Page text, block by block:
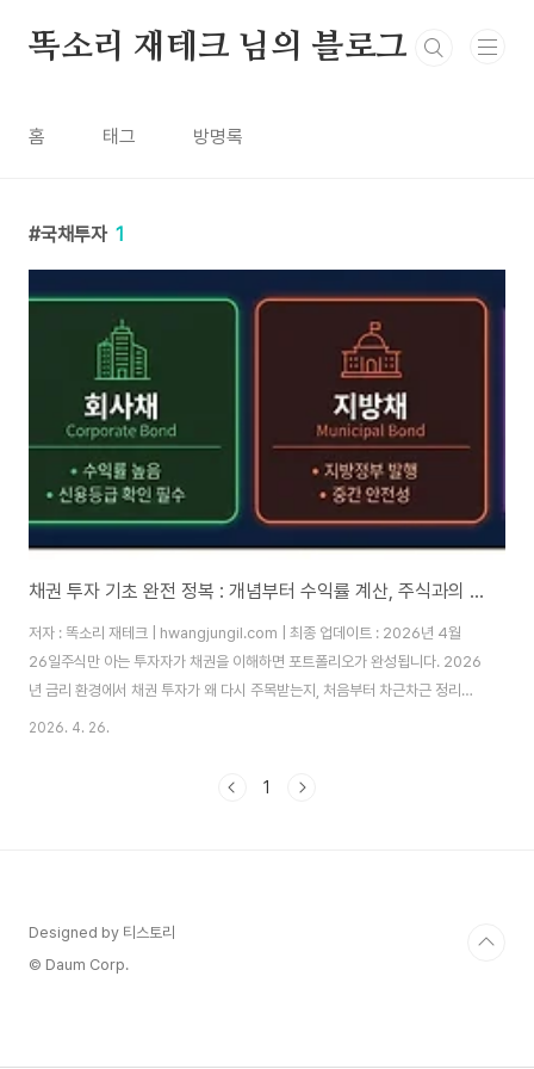
똑소리 재테크 님의 블로그
홈 태그 방명록
국채투자 1
채권 투자 기초 완전 정복 : 개념부터 수익률 계산, 주식과의 차이까지
저자 : 똑소리 재테크 | hwangjungil.com | 최종 업데이트 : 2026년 4월
26일주식만 아는 투자자가 채권을 이해하면 포트폴리오가 완성됩니다. 2026
년 금리 환경에서 채권 투자가 왜 다시 주목받는지, 처음부터 차근차근 정리해
드립니다.왜 채권을 모르면 투자가 불완전한가요?많은 분들이 재테크를 시작
시 채권에 배분하는 데에는 분명한 이유가 있습니다. 주식 시장이 폭락하는 순
2026. 4. 26.
1
Designed by 티스토리
© Daum Corp.